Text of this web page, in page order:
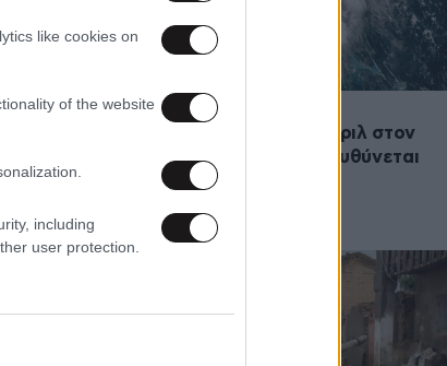
like cookies on
of the website
including
user protection.
06·07·2024 14:21
Η τροπική καταιγίδα Μπέριλ στον
Κόλπο του Μεξικού κατευθύνεται
προς το Τέξας